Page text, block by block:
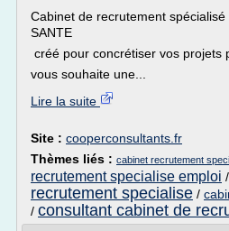
Cabinet de recrutement
SANTE
créé pour concrétiser vos projets
vous souhaite une...
Lire la suite
Site : cooperconsultants.fr
Thèmes liés : cabinet recrutement
recrutement specialise emploi /
recrutement specialise /
/ consultant cabinet de